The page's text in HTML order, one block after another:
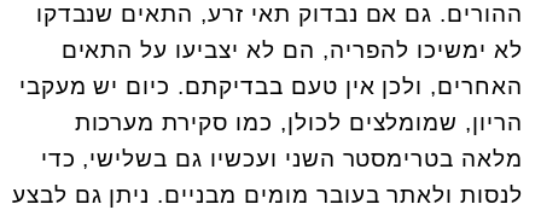
ההורים. גם אם נבדוק תאי זרע, התאים שנבדקו
לא ימשיכו להפריה, הם לא יצביעו על התאים
האחרים, ולכן אין טעם בבדיקתם. כיום יש מעקבי
הריון, שמומלצים לכולן, כמו סקירת מערכות
מלאה בטרימסטר השני ועכשיו גם בשלישי, כדי
לנסות ולאתר בעובר מומים מבניים. ניתן גם לבצע